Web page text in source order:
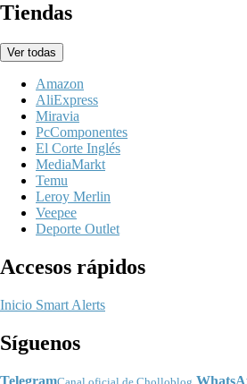
Tiendas
Ver todas
Amazon
AliExpress
Miravia
PcComponentes
El Corte Inglés
MediaMarkt
Temu
Leroy Merlin
Veepee
Deporte Outlet
Accesos rápidos
Inicio Smart Alerts
Síguenos
Telegram